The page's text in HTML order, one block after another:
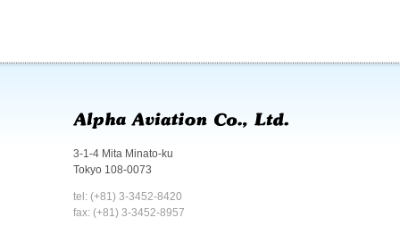
3-1-4 Mita Minato-ku
Tokyo 108-0073
tel: (+81) 3-3452-8420
fax: (+81) 3-3452-8957